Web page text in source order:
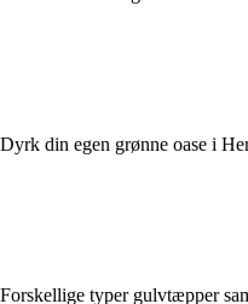
Dyrk din egen grønne oase i
Forskellige typer gulvtæpper